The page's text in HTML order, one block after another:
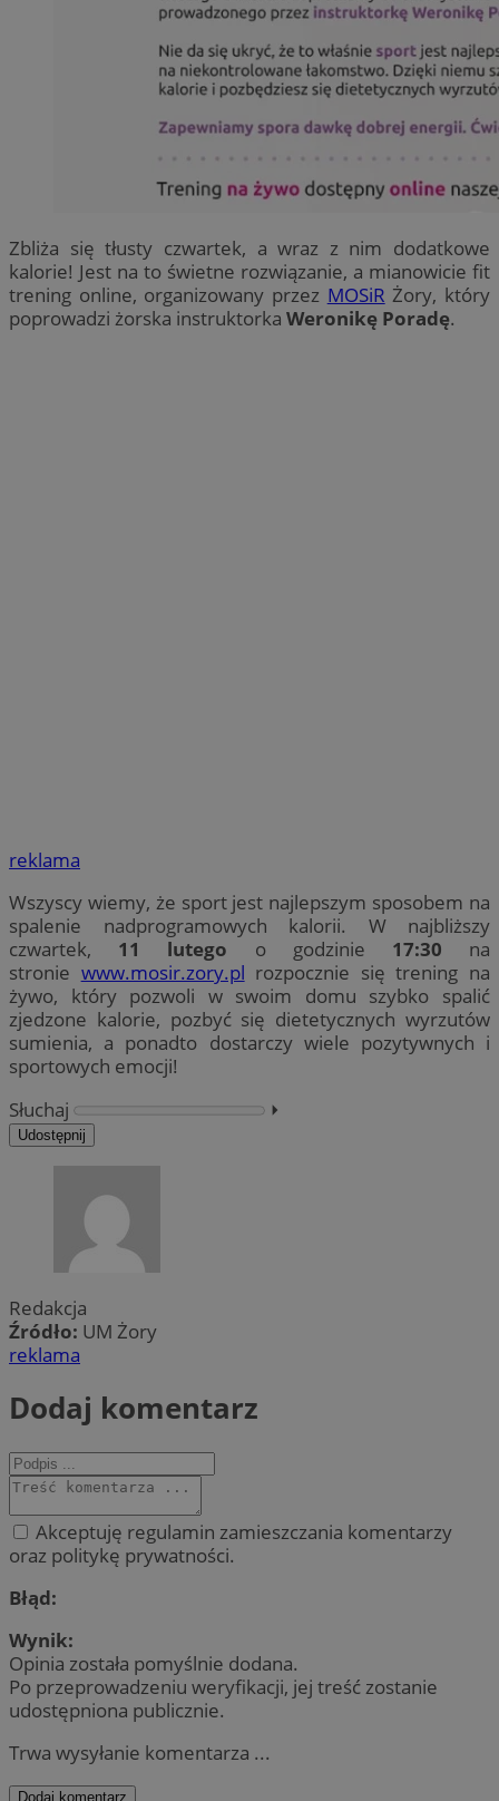
Zbliża się tłusty czwartek, a wraz z nim dodatkowe
kalorie! Jest na to świetne rozwiązanie, a mianowicie fit
trening online, organizowany przez MOSiR Żory, który
poprowadzi żorska instruktorka Weronikę Poradę.
reklama
Wszyscy wiemy, że sport jest najlepszym sposobem na
spalenie nadprogramowych kalorii. W najbliższy
czwartek, 11 lutego o godzinie 17:30 na
stronie www.mosir.zory.pl rozpocznie się trening na
żywo, który pozwoli w swoim domu szybko spalić
zjedzone kalorie, pozbyć się dietetycznych wyrzutów
sumienia, a ponadto dostarczy wiele pozytywnych i
sportowych emocji!
Słuchaj
⏵︎
Udostępnij
Redakcja
Źródło: UM Żory
reklama
Dodaj komentarz
Akceptuję regulamin zamieszczania komentarzy
oraz politykę prywatności.
Błąd:
Wynik:
Opinia została pomyślnie dodana.
Po przeprowadzeniu weryfikacji, jej treść zostanie
udostępniona publicznie.
Trwa wysyłanie komentarza ...
Dodaj komentarz